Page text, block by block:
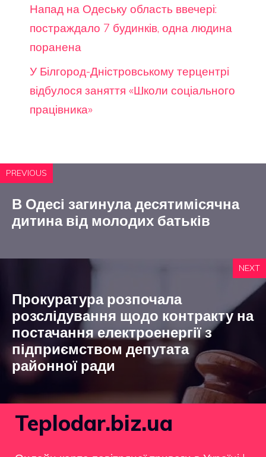
Напад на Одеську область ввечері:
постраждало 7 будинків, одна людина
поранена
У Білгород-Дністровському терцентрі
відбулося заняття «Школи соціального
працівника»
PREVIOUS
В Одесі загинула десятимісячна
дитина від молодих батьків
NEXT
Прокуратура розпочала
розслідування щодо контракту на
постачання електроенергії з
підприємством депутата
районної ради
Teplodar.biz.ua